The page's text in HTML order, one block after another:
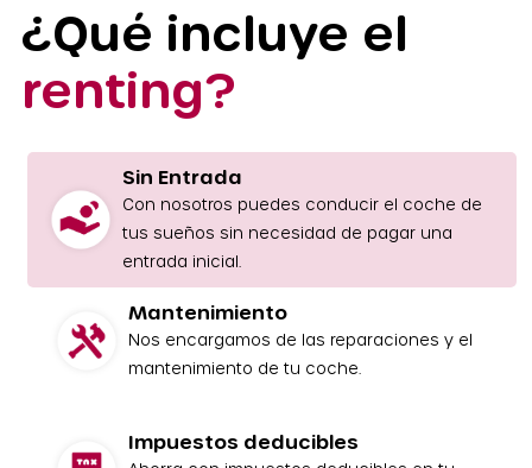
¿Qué incluye el
renting?
Sin Entrada
Con nosotros puedes conducir el coche de
tus sueños sin necesidad de pagar una
entrada inicial.
Mantenimiento
Nos encargamos de las reparaciones y el
mantenimiento de tu coche.
Impuestos deducibles